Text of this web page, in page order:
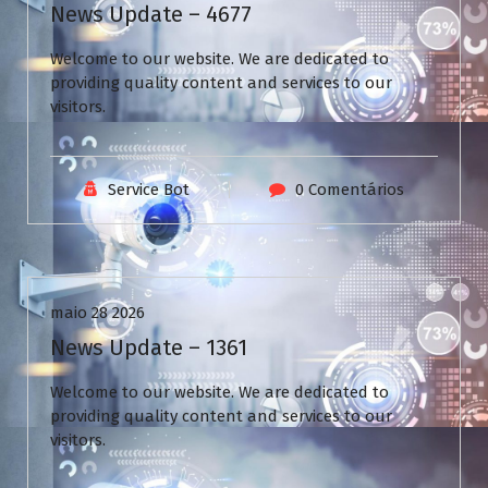
News Update – 4677
Welcome to our website. We are dedicated to
providing quality content and services to our
visitors.
Service Bot 0 Comentários
Uncategorized
maio 28 2026
News Update – 1361
Welcome to our website. We are dedicated to
providing quality content and services to our
visitors.